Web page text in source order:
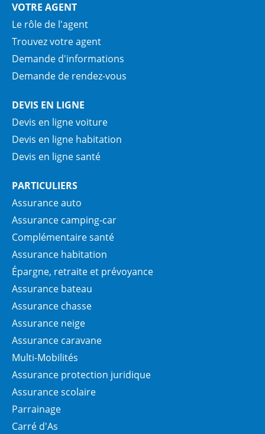
VOTRE AGENT
Le rôle de l'agent
Trouvez votre agent
Demande d'informations
Demande de rendez-vous
DEVIS EN LIGNE
Devis en ligne voiture
Devis en ligne habitation
Devis en ligne santé
PARTICULIERS
Assurance auto
Assurance camping-car
Complémentaire santé
Assurance habitation
Épargne, retraite et prévoyance
Assurance bateau
Assurance chasse
Assurance neige
Assurance caravane
Multi-Mobilités
Assurance protection juridique
Assurance scolaire
Parrainage
Carré d'As